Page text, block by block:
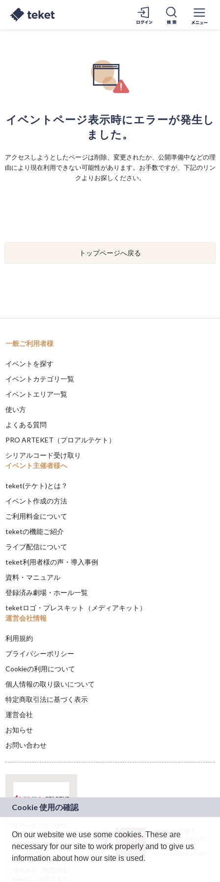
イベントページ表示時にエラーが発生し
ました。
アクセスしようとしたページは削除、変更されたか、公開準備中などの理
由により現在利用できない可能性があります。お手数ですが、下記のリン
クよりお探しください。
トップページへ戻る
一般ご利用者様
イベントを探す
イベントカテゴリ一覧
イベントエリア一覧
使い方
よくある質問
PRO ARTEKET（プロアルテケト）
シリアルコード受け取り
イベント主催者様へ
teket(テケト)とは？
イベント作成の方法
ご利用料金について
teketの機能ご紹介
ライブ配信について
teket利用者様の声・導入事例
資料・マニュアル
登録済み劇場・ホール一覧
teketロゴ・プレスキット（メディアキット）
運営会社情報
利用規約
プライバシーポリシー
Cookieの利用について
個人情報の取り扱いについて
特定商取引法に基づく表示
運営会社
お知らせ
お問い合わせ
ドコモグループの新
規事業創出プログラ
ム「docomo
STARTUP」を通じて
JASRAC許諾番号：
9024936001Y45037
JASRAC許諾番号：
On our website we use some cookies. These are
necessary for our site to work properly and to give us
information about how our site is used.